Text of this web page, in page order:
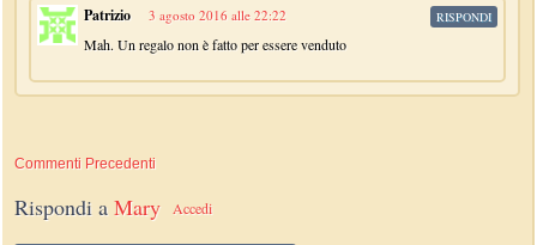
Patrizio 3 agosto 2016 alle 22:22
Mah. Un regalo non è fatto per essere venduto
RISPONDI
Commenti Precedenti
Rispondi aMary Accedi